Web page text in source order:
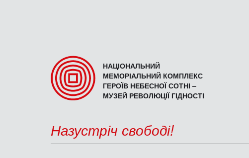
НАЦІОНАЛЬНИЙ
МЕМОРІАЛЬНИЙ КОМПЛЕКС
ГЕРОЇВ НЕБЕСНОЇ СОТНІ –
МУЗЕЙ РЕВОЛЮЦІЇ ГІДНОСТІ
Назустріч свободі!